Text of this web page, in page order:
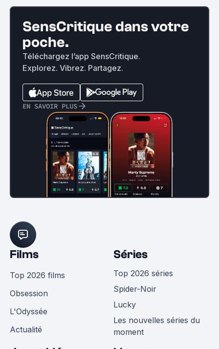
SensCritique dans votre
poche.
Téléchargez l’app SensCritique.
Explorez. Vibrez. Partagez.
EN SAVOIR PLUS
Films
Top 2026 films
Obsession
L'Odyssée
Actualité
Séries
Top 2026 séries
Spider-Noir
Lucky
Les nouvelles séries du
moment